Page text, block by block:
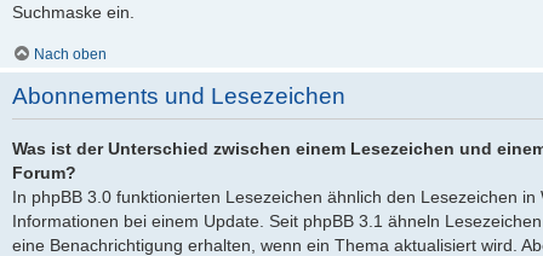
Suchmaske ein.
Nach oben
Abonnements und Lesezeichen
Was ist der Unterschied zwischen einem Lesezeichen und
Forum?
In phpBB 3.0 funktionierten Lesezeichen ähnlich den Lesezeichen
Informationen bei einem Update. Seit phpBB 3.1 ähneln
eine Benachrichtigung erhalten, wenn ein Thema aktualisiert wird.